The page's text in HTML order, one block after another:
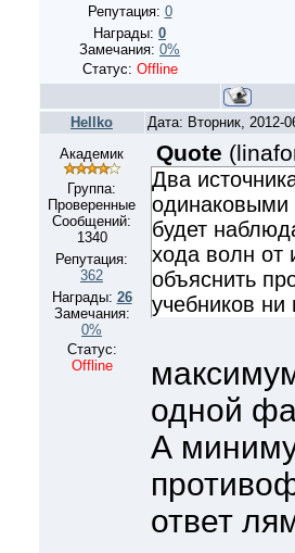
Репутация: 0
Награды: 0
Замечания: 0%
Статус: Offline
Hellko Дата: Вторник, 2012-
Академик
Группа:
Проверенные
Сообщений:
1340
Репутация:
362
Награды: 26
Замечания:
0%
Статус:
Offline
Quote (
Два
будет
хода волн от
объяснить
учебников
одной
А
ответ